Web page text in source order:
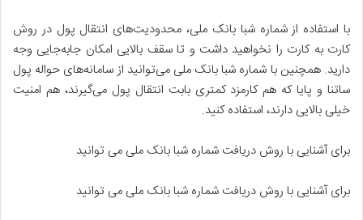
با استفاده از شماره شبا بانک ملی، محدودیت‌های انتقال پول در روش
کارت ‌به کارت را نخواهید داشت و تا سقف بالایی امکان جابه‌جایی وجه
دارید. همچنین با شماره شبا بانک ملی می‌توانید از سامانه‌های حواله پول
ساتنا و پایا که هم کارمزد کمتری بابت انتقال پول می‌گیرند، هم امنیت
خیلی بالایی دارند، استفاده کنید.
برای آشنایی با روش دریافت شماره شبا بانک ملی می توانید
برای آشنایی با روش دریافت شماره شبا بانک ملی می توانید